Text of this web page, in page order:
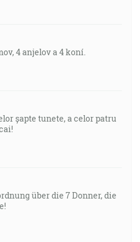
4 anjelov a 4 koní.
șapte tunete, a celor patru
über die 7 Donner, die